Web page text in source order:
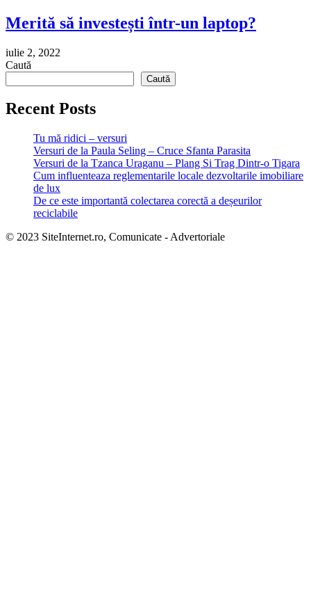
Merită să investești într-un laptop?
iulie 2, 2022
Caută
Caută
Recent Posts
Tu mă ridici – versuri
Versuri de la Paula Seling – Cruce Sfanta Parasita
Versuri de la Tzanca Uraganu – Plang Si Trag Dintr-o Tigara
Cum influenteaza reglementarile locale dezvoltarile imobiliare
de lux
De ce este importantă colectarea corectă a deșeurilor
reciclabile
© 2023 SiteInternet.ro, Comunicate - Advertoriale